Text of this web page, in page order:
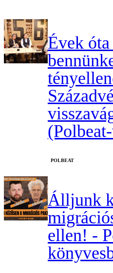
Évek
‎POLBEAT
Álljunk
ellen! -